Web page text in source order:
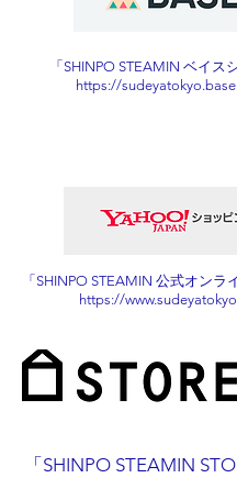
「SHINPO STEAMIN ベイス
https://
「SHINPO STEAMIN 公式オンラ
https://
「SHINPO STEAMIN